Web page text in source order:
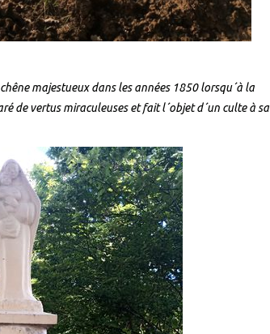
majestueux dans les années 1850 lorsqu´à la
de vertus miraculeuses et fait l´objet d´un culte à sa